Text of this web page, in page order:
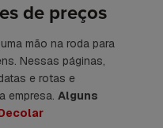
de preços
mão na roda para
Nessas páginas,
e rotas e
empresa. Alguns